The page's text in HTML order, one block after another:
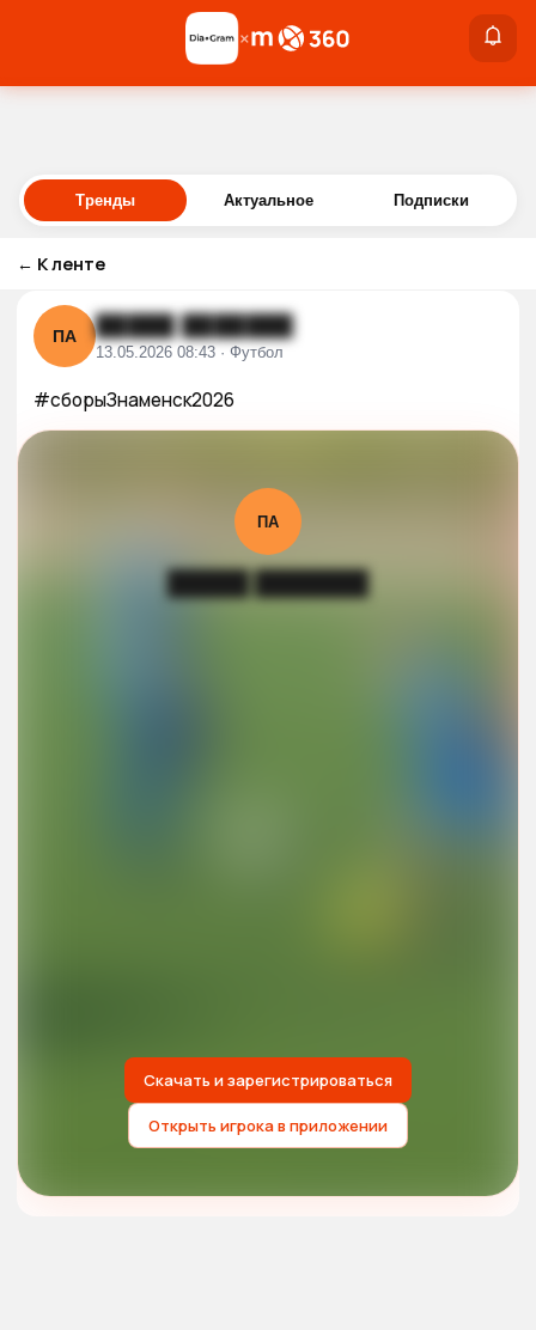
Войти
×
Тренды Актуальное Подписки
← К ленте
ПА █████ ███████
13.05.2026 08:43 · Футбол
#сборыЗнаменск2026
ПА
█████ ███████
Скачать и зарегистрироваться
Открыть игрока в приложении